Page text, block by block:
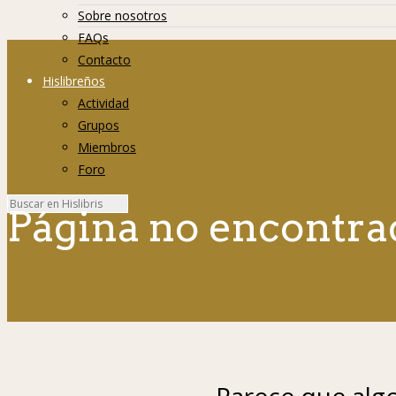
Sobre nosotros
FAQs
Contacto
Hislibreños
Actividad
Grupos
Miembros
Foro
Página no